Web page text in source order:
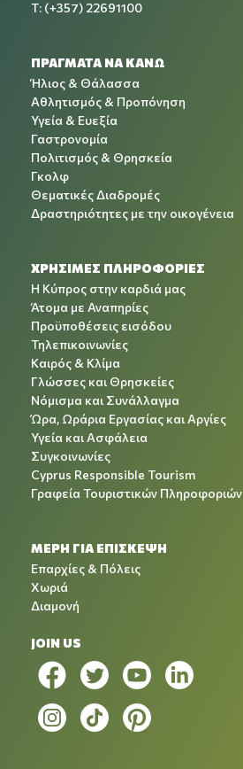
T: (+357) 22691100
ΠΡΑΓΜΑΤΑ ΝΑ ΚΑΝΩ
Ήλιος & Θάλασσα
Αθλητισμός & Προπόνηση
Υγεία & Ευεξία
Γαστρονομία
Πολιτισμός & Θρησκεία
Γκολφ
Θεματικές Διαδρομές
Δραστηριότητες με την οικογένεια
ΧΡΉΣΙΜΕΣ ΠΛΗΡΟΦΟΡΊΕΣ
Η Κύπρος στην καρδιά μας
Άτομα με Αναπηρίες
Προϋποθέσεις εισόδου
Τηλεπικοινωνίες
Καιρός & Κλίμα
Γλώσσες και Θρησκείες
Νόμισμα και Συνάλλαγμα
Ώρα, Ωράρια Εργασίας και Αργίες
Υγεία και Ασφάλεια
Συγκοινωνίες
Cyprus Responsible Tourism
Γραφεία Τουριστικών Πληροφοριών
ΜΕΡΗ ΓΙΑ ΕΠΙΣΚΕΨΗ
Επαρχίες & Πόλεις
Χωριά
Διαμονή
JOIN US